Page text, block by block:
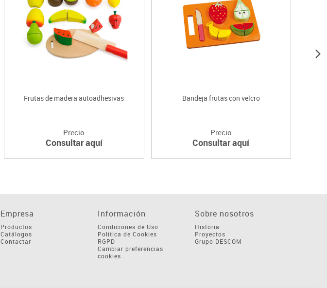
Frutas de madera autoadhesivas
Precio
Consultar aquí
Bandeja frutas con velcro
Precio
Consultar aquí
Empresa
Productos
Catálogos
Contactar
Información
Condiciones de Uso
Política de Cookies
RGPD
Cambiar preferencias
cookies
Sobre nosotros
Historia
Proyectos
Grupo DESCOM